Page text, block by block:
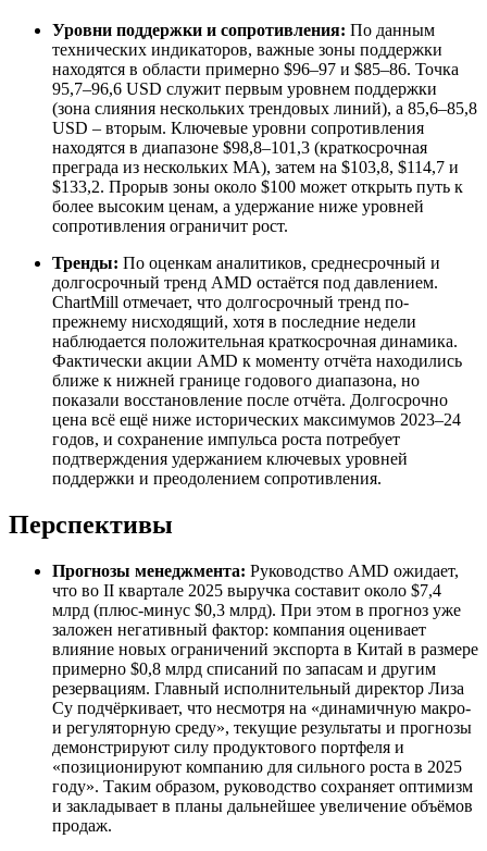
Уровни поддержки и сопротивления: По данным
технических индикаторов, важные зоны поддержки
находятся в области примерно $96–97 и $85–86. Точка
95,7–96,6 USD служит первым уровнем поддержки
(зона слияния нескольких трендовых линий), а 85,6–85,8
USD – вторым. Ключевые уровни сопротивления
находятся в диапазоне $98,8–101,3 (краткосрочная
преграда из нескольких МА), затем на $103,8, $114,7 и
$133,2. Прорыв зоны около $100 может открыть путь к
более высоким ценам, а удержание ниже уровней
сопротивления ограничит рост.
Тренды: По оценкам аналитиков, среднесрочный и
долгосрочный тренд AMD остаётся под давлением.
ChartMill отмечает, что долгосрочный тренд по-
прежнему нисходящий, хотя в последние недели
наблюдается положительная краткосрочная динамика.
Фактически акции AMD к моменту отчёта находились
ближе к нижней границе годового диапазона, но
показали восстановление после отчёта. Долгосрочно
цена всё ещё ниже исторических максимумов 2023–24
годов, и сохранение импульса роста потребует
подтверждения удержанием ключевых уровней
поддержки и преодолением сопротивления.
Перспективы
Прогнозы менеджмента: Руководство AMD ожидает,
что во II квартале 2025 выручка составит около $7,4
млрд (плюс-минус $0,3 млрд). При этом в прогноз уже
заложен негативный фактор: компания оценивает
влияние новых ограничений экспорта в Китай в размере
примерно $0,8 млрд списаний по запасам и другим
резервациям. Главный исполнительный директор Лиза
Су подчёркивает, что несмотря на «динамичную макро-
и регуляторную среду», текущие результаты и прогнозы
демонстрируют силу продуктового портфеля и
«позиционируют компанию для сильного роста в 2025
году». Таким образом, руководство сохраняет оптимизм
и закладывает в планы дальнейшее увеличение объёмов
продаж.